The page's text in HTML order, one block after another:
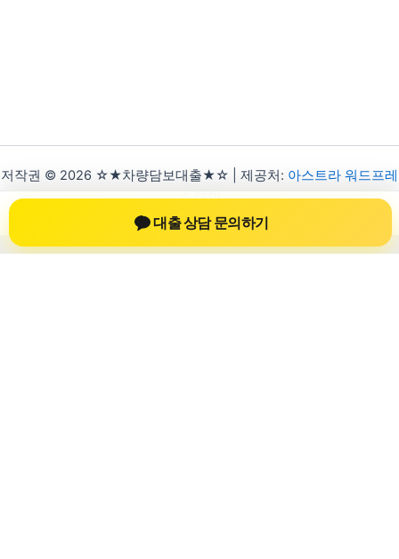
저작권 © 2026 ☆★차량담보대출★☆ | 제공처: 아스트라 워드프레
스 테마
대출 상담 문의하기